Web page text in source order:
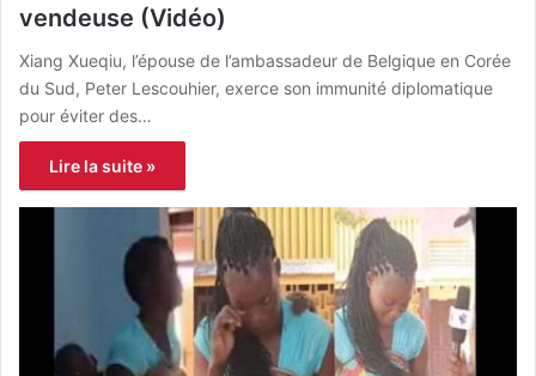
vendeuse (Vidéo)
Xiang Xueqiu, l’épouse de l’ambassadeur de Belgique en Corée
du Sud, Peter Lescouhier, exerce son immunité diplomatique
pour éviter des…
Lire la suite »